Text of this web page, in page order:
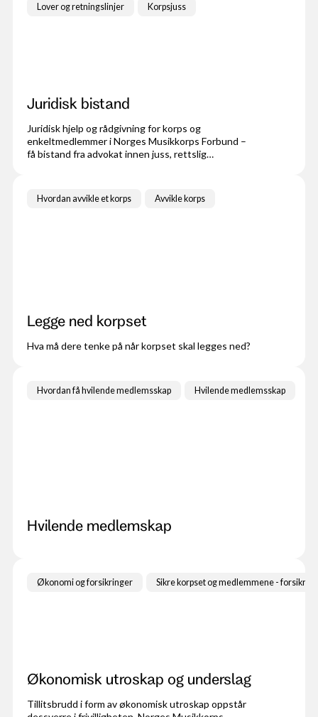
Lover og retningslinjer Korpsjuss
Juridisk bistand
Juridisk hjelp og rådgivning for korps og
enkeltmedlemmer i Norges Musikkorps Forbund –
få bistand fra advokat innen juss, rettslig
Hvordan avvikle et korps Avvikle korps
Legge ned korpset
Hva må dere tenke på når korpset skal legges ned?
Hvordan få hvilende medlemsskap Hvilende medlemsskap
Hvilende medlemskap
Økonomi og forsikringer Sikre korpset og medlemmene -
Økonomisk utroskap og underslag
Tillitsbrudd i form av økonomisk utroskap oppstår